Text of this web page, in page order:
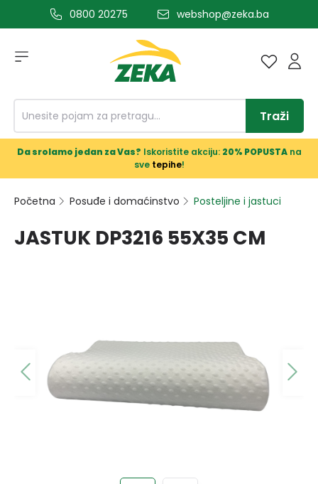
glavni sadržaj0800 20275 webshop@zeka.ba
Traži
Da srolamo jedan za Vas? Iskoristite akciju: 20% POPUSTAna
sve tepihe!
Početna Posuđe i domaćinstvo Posteljine i jastuci
JASTUK DP3216 55X35 CM